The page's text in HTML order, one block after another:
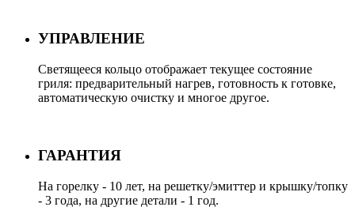
УПРАВЛЕНИЕ
Светящееся кольцо отображает текущее состояние
гриля: предварительный нагрев, готовность к готовке,
автоматическую очистку и многое другое.
ГАРАНТИЯ
На горелку - 10 лет, на решетку/эмиттер и крышку/топку
- 3 года, на другие детали - 1 год.